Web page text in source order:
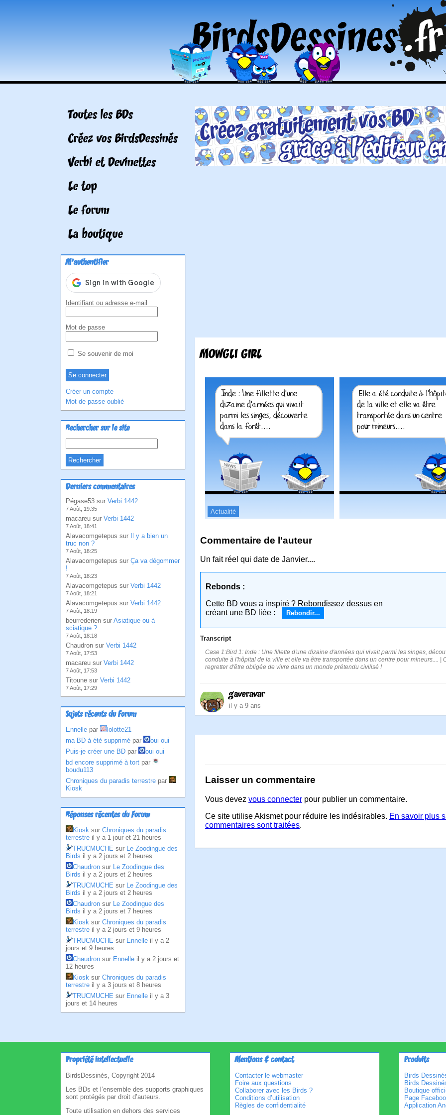
Toutes les BDs
Créez vos BirdsDessinés
Verbi et Devinettes
Le top
Le forum
La boutique
M'authentifier
Identifiant ou adresse e-mail
Mot de passe
Se souvenir de moi
Créer un compte
Mot de passe oublié
Rechercher sur le site
Derniers commentaires
Pégase53 sur Verbi 1442
7 Août, 19:35
macareu sur Verbi 1442
7 Août, 18:41
Alavacomgetepus sur
Il y a bien un
truc non ?
7 Août, 18:25
Alavacomgetepus sur Ça va dégommer
!
7 Août, 18:23
Alavacomgetepus sur Verbi 1442
7 Août, 18:21
Alavacomgetepus sur Verbi 1442
7 Août, 18:19
beurrederien sur Asiatique ou à
sciatique ?
7 Août, 18:18
Chaudron sur Verbi 1442
7 Août, 17:53
macareu sur Verbi 1442
7 Août, 17:53
Titoune sur Verbi 1442
7 Août, 17:29
Sujets récents du Forum
Ennelle par
lolotte21
ma BD à été supprimé par
oui oui
Puis-je créer une BD par
oui oui
bd encore supprimé à tort par
boudu113
Chroniques du paradis terrestre par
Kiosk
Réponses récentes du Forum
Kiosk sur Chroniques du paradis
terrestre il y a 1 jour et 21 heures
TRUCMUCHE sur Le Zoodingue des
Birds il y a 2 jours et 2 heures
Chaudron sur Le Zoodingue des
Birds il y a 2 jours et 2 heures
TRUCMUCHE sur Le Zoodingue des
Birds il y a 2 jours et 2 heures
Chaudron sur Le Zoodingue des
Birds il y a 2 jours et 7 heures
Kiosk sur Chroniques du paradis
terrestre il y a 2 jours et 9 heures
TRUCMUCHE sur Ennelle il y a 2
jours et 9 heures
Chaudron sur Ennelle il y a 2 jours et
12 heures
Kiosk sur Chroniques du paradis
terrestre il y a 3 jours et 8 heures
TRUCMUCHE sur Ennelle il y a 3
jours et 14 heures
MOWGLI GIRL
Actualité
Commentaire de l'auteur
Un fait réel qui date de Janvier....
Rebonds :
Cette BD vous a inspiré ? Rebondissez dessus en
créant une BD liée :
Rebondir...
Transcript
Case 1:Bird 1: Inde : Une fillette d'une dizaine d'années qui vivait parmi les singes,
conduite à l'hôpital de la ville et elle va être transportée dans un centre pour mineurs.... |
regretter d'être obligée de vivre dans un monde prétendu civilisé !
gaveravar
il y a 9 ans
Laisser un commentaire
Vous devez vous connecter pour publier un commentaire.
Ce site utilise Akismet pour réduire les indésirables. En savoir plus
commentaires sont traitées.
Propriété intellectuelle
BirdsDessinés, Copyright 2014
Les BDs et l’ensemble des supports graphiques
sont protégés par droit d’auteurs.
Toute utilisation en dehors des services
Mentions & contact
Contacter le webmaster
Foire aux questions
Collaborer avec les Birds ?
Conditions d’utilisation
Règles de confidentialité
Produits
Birds
Birds
Boutique
Page
Application